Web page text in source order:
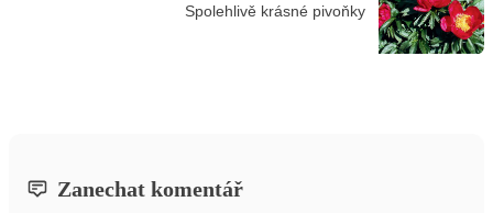
Spolehlivě krásné pivoňky
Zanechat komentář